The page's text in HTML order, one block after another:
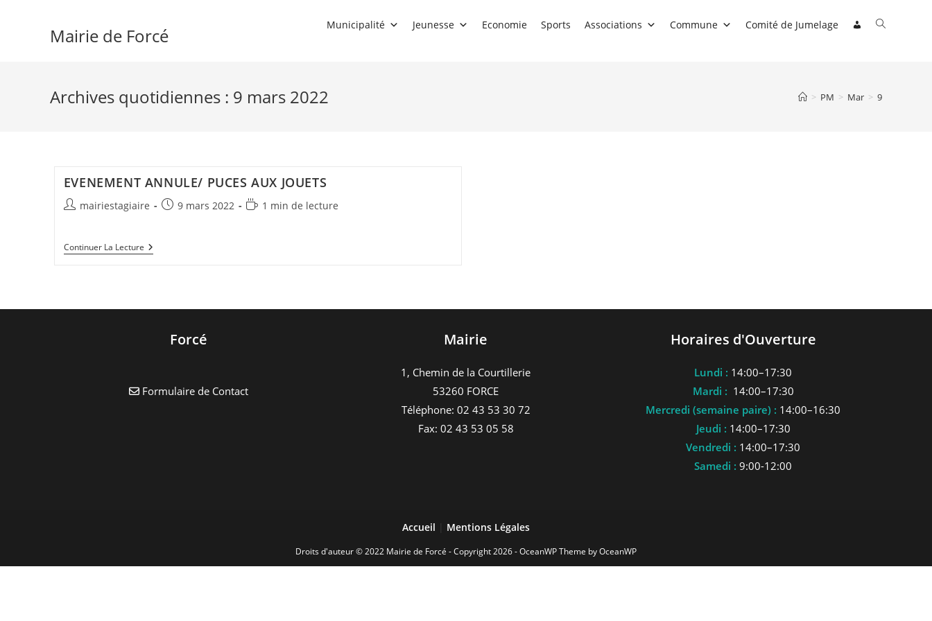
Mairie de Forcé Municipalité Jeunesse Economie Sports Associations Commune Comité de Jumelage Toggle
Archives quotidiennes : 9 mars 2022 > PM > Mar > 9
EVENEMENT ANNULE/ PUCES AUX JOUETS
Auteur/autrice
publication :
mairiestagiaire
Publication
9 mars 2022
Temps1 min de lecture
Continuer La LectureEVENEMENT
ANNULE/
Forcé
Formulaire de Contact
Mairie
1, Chemin de la Courtillerie
53260 FORCE
Téléphone: 02 43 53 30 72
Fax: 02 43 53 05 58
Horaires d'Ouverture
Lundi : 14:00–17:30
Mardi : 14:00–17:30
Mercredi (semaine paire) : 14:00–16:30
Jeudi : 14:00–17:30
Vendredi : 14:00–17:30
Samedi : 9:00-12:00
Accueil Mentions Légales
Droits d'auteur © 2022 Mairie de Forcé - Copyright 2026 - OceanWP Theme by OceanWP